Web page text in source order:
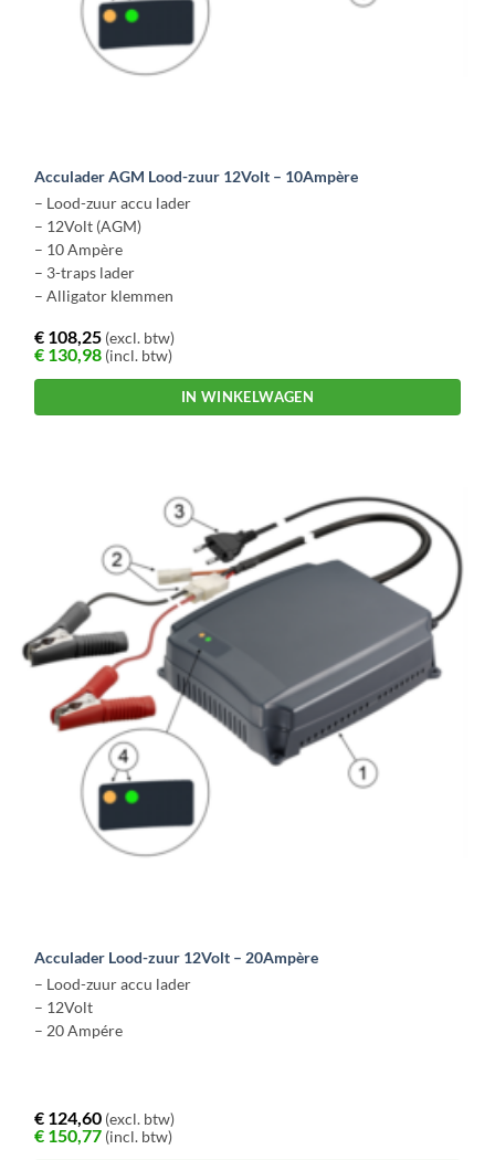
Acculader AGM Lood-zuur 12Volt – 10Ampère
– Lood-zuur accu lader
– 12Volt (AGM)
– 10 Ampère
– 3-traps lader
– Alligator klemmen
€ 108,25 (excl. btw)
€ 130,98 (incl. btw)
IN WINKELWAGEN
Acculader Lood-zuur 12Volt – 20Ampère
– Lood-zuur accu lader
– 12Volt
– 20 Ampére
€ 124,60 (excl. btw)
€ 150,77 (incl. btw)